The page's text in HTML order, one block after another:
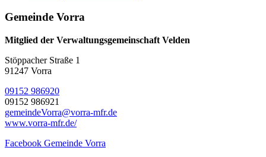
Gemeinde Vorra
Mitglied der Verwaltungsgemeinschaft Velden
Stöppacher Straße 1
91247 Vorra
09152 986920
09152 986921
gemeindeVorra@vorra-mfr.de
www.vorra-mfr.de/
Facebook Gemeinde Vorra